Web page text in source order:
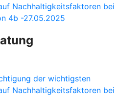
Nachhaltigkeitsfaktoren bei
4b -27.05.2025
der wichtigsten
Nachhaltigkeitsfaktoren bei